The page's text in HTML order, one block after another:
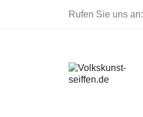
Rufen Sie uns an: